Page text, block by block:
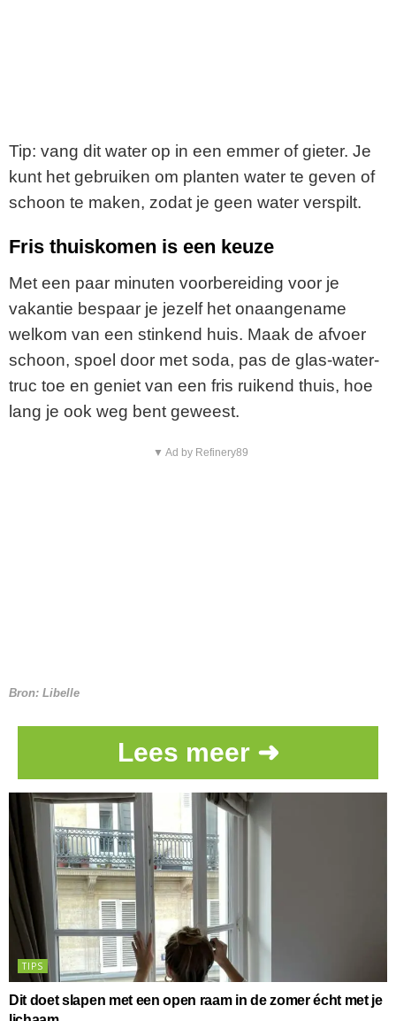
Tip: vang dit water op in een emmer of gieter. Je
kunt het gebruiken om planten water te geven of
schoon te maken, zodat je geen water verspilt.
Fris thuiskomen is een keuze
Met een paar minuten voorbereiding voor je
vakantie bespaar je jezelf het onaangename
welkom van een stinkend huis. Maak de afvoer
schoon, spoel door met soda, pas de glas-water-
truc toe en geniet van een fris ruikend thuis, hoe
lang je ook weg bent geweest.
▼ Ad by Refinery89
Bron: Libelle
Lees meer ➜
TIPS
Dit doet slapen met een open raam in de zomer écht met je